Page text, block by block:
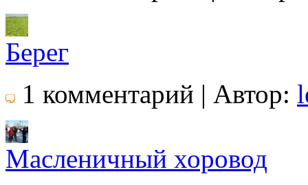
Берег
1 комментарий | Автор:
Масленичный хоровод